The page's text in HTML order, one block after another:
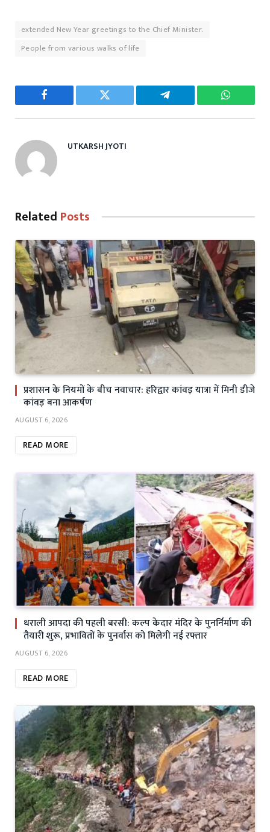
extended New Year greetings to the Chief Minister.
People from various walks of life
Facebook Twitter Telegram
UTKARSH JYOTI
Related Posts
प्रशासन के नियमों के बीच नवाचार: हरिद्वार कांवड़ यात्रा में मिनी डीजे
कांवड़ बना आकर्षण
AUGUST 6, 2026
READ MORE
धराली आपदा की पहली बरसी: कल्प केदार मंदिर के पुनर्निर्माण की
तैयारी शुरू, प्रभावितों के पुनर्वास को मिलेगी नई रफ्तार
AUGUST 6, 2026
READ MORE